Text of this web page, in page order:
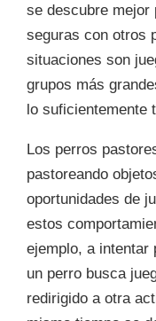
se descubre mejor
seguras con otros
situaciones son
grupos más
lo suficientemente
Los perros
pastoreando
oportunidades de
estos
ejemplo, a intentar
un perro busca
redirigido a otra